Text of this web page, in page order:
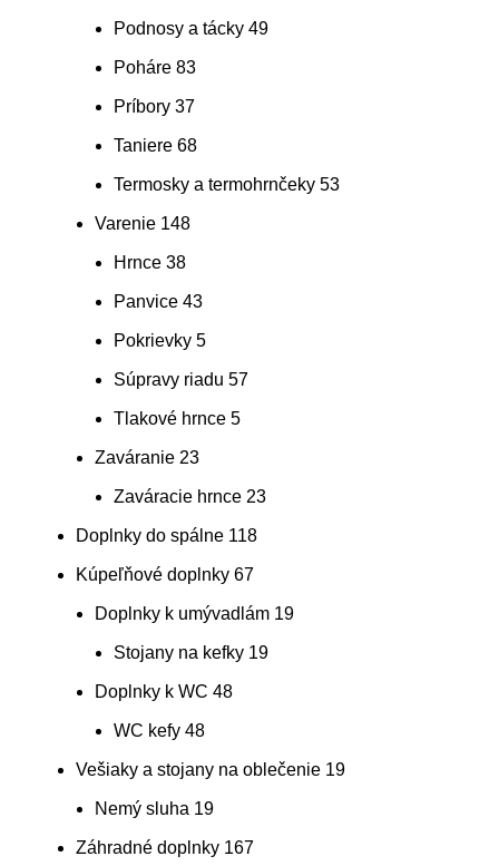
Podnosy a tácky 49
Poháre 83
Príbory 37
Taniere 68
Termosky a termohrnčeky 53
Varenie 148
Hrnce 38
Panvice 43
Pokrievky 5
Súpravy riadu 57
Tlakové hrnce 5
Zaváranie 23
Zaváracie hrnce 23
Doplnky do spálne 118
Kúpeľňové doplnky 67
Doplnky k umývadlám 19
Stojany na kefky 19
Doplnky k WC 48
WC kefy 48
Vešiaky a stojany na oblečenie 19
Nemý sluha 19
Záhradné doplnky 167